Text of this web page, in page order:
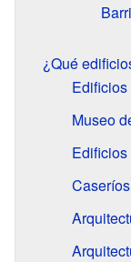
¿Qué
Museo